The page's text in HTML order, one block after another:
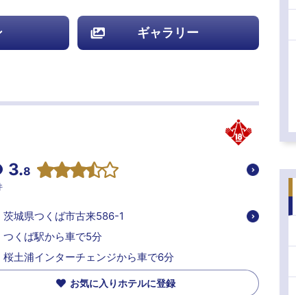
ギャラリー
3.8
茨城県つくば市古来586-1
つくば駅から車で5分
桜土浦インターチェンジから車で6分
お気に入りホテルに登録